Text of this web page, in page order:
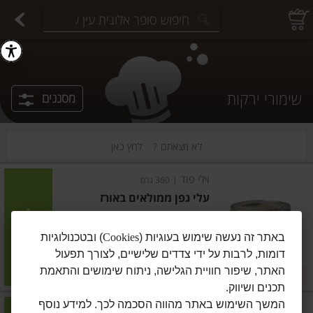
שימורי ירקות מסננים
לא מצאתם ? לחץ כאן
וילי פוד 360 גרם
עלי גפן ממולאים באורז
מחיר מחירון ₪16.90
₪4.69 ל-100 גרם 2 ב-₪26
הוסיפו
בית השיטה | 320 גרם
באתר זה נעשה שימוש בעוגיות (Cookies) ובטכנולוגיות
דומות, לרבות על ידי צדדים שלישיים, לצורך תפעול
האתר, שיפור חוויית הגלישה, ניתוח שימושים והתאמת
תכנים ושיווק.
המשך השימוש באתר מהווה הסכמה לכך. למידע נוסף